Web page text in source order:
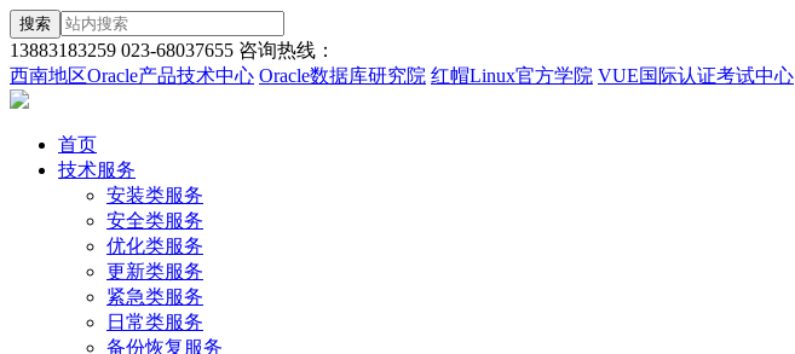
搜索
13883183259 023-68037655 咨询热线：
西南地区Oracle产品技术中心 Oracle数据库研究院 红帽Linux官方学院 VUE国际认证考试中心
首页
技术服务
安装类服务
安全类服务
优化类服务
更新类服务
紧急类服务
日常类服务
备份恢复服务